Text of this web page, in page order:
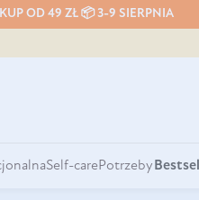
OD 49 ZŁ 📦 3-9 SIERPNIA
Self-carePotrzeby